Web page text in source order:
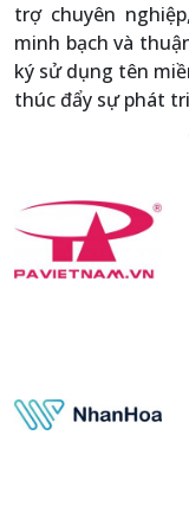
trợ chuyên
minh bạch và
ký sử dụng tên
thúc đẩy sự phát